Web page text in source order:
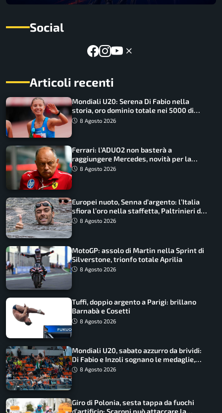
Social
Articoli recenti
Mondiali U20: Serena Di Fabio nella
storia, oro dominio totale nei 5000 di
marcia
8 Agosto 2026
Ferrari: l’ADUO2 non basterà a
raggiungere Mercedes, novità per la
Macarena
8 Agosto 2026
Europei nuoto, Senna d’argento: l’Italia
sfiora l’oro nella staffetta, Paltrinieri da
urlo, il bilancio azzurro
8 Agosto 2026
MotoGP: assolo di Martin nella Sprint di
Silverstone, trionfo totale Aprilia
8 Agosto 2026
Tuffi, doppio argento a Parigi: brillano
Barnabà e Cosetti
8 Agosto 2026
Mondiali U20, sabato azzurro da brividi:
Di Fabio e Inzoli sognano le medaglie,
Castellani e Succo in finale
8 Agosto 2026
Giro di Polonia, sesta tappa da fuochi
d’artificio: Scaroni può attaccare la